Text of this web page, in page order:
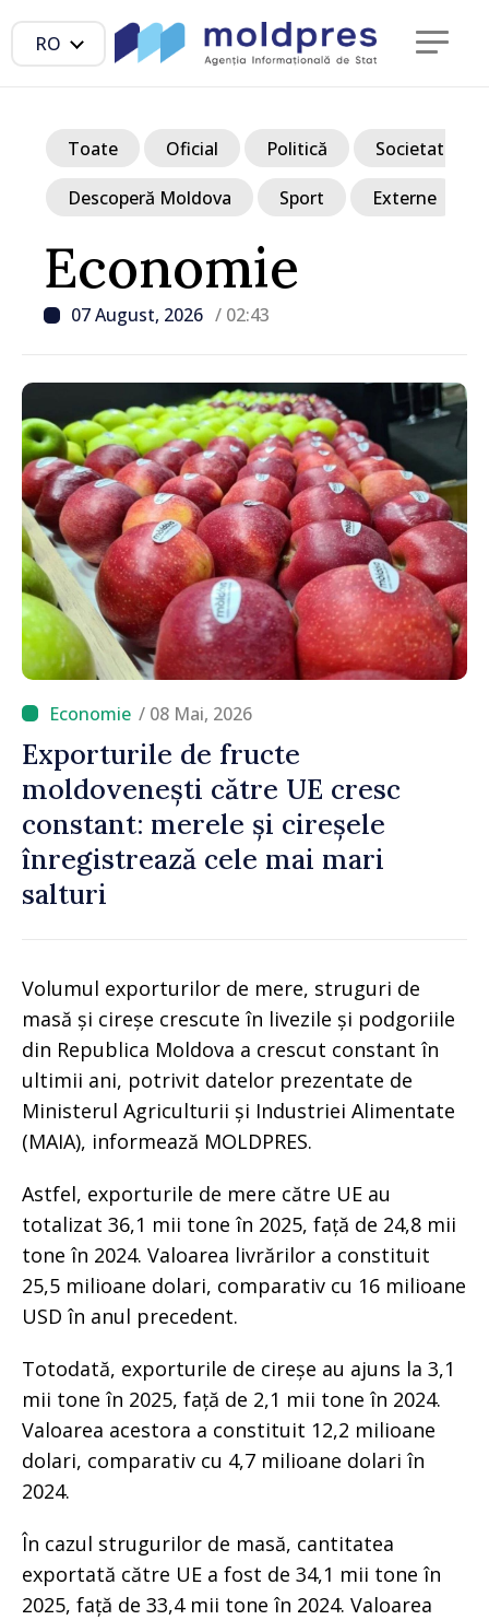
RO
Economie
07 August, 2026 / 02:43
Toate Oficial Politică Societate
Descoperă Moldova Sport Externe
/ 08 Mai, 2026
Exporturile de fructe
moldovenești către UE cresc
constant: merele și cireșele
înregistrează cele mai mari
salturi
Volumul exporturilor de mere, struguri de
masă și cireșe crescute în livezile și podgoriile
din Republica Moldova a crescut constant în
ultimii ani, potrivit datelor prezentate de
Ministerul Agriculturii și Industriei Alimentate
(MAIA), informează MOLDPRES.
Astfel, exporturile de mere către UE au
totalizat 36,1 mii tone în 2025, față de 24,8 mii
tone în 2024. Valoarea livrărilor a constituit
25,5 milioane dolari, comparativ cu 16 milioane
USD în anul precedent.
Totodată, exporturile de cireșe au ajuns la 3,1
mii tone în 2025, față de 2,1 mii tone în 2024.
Valoarea acestora a constituit 12,2 milioane
dolari, comparativ cu 4,7 milioane dolari în
2024.
În cazul strugurilor de masă, cantitatea
exportată către UE a fost de 34,1 mii tone în
2025, față de 33,4 mii tone în 2024. Valoarea